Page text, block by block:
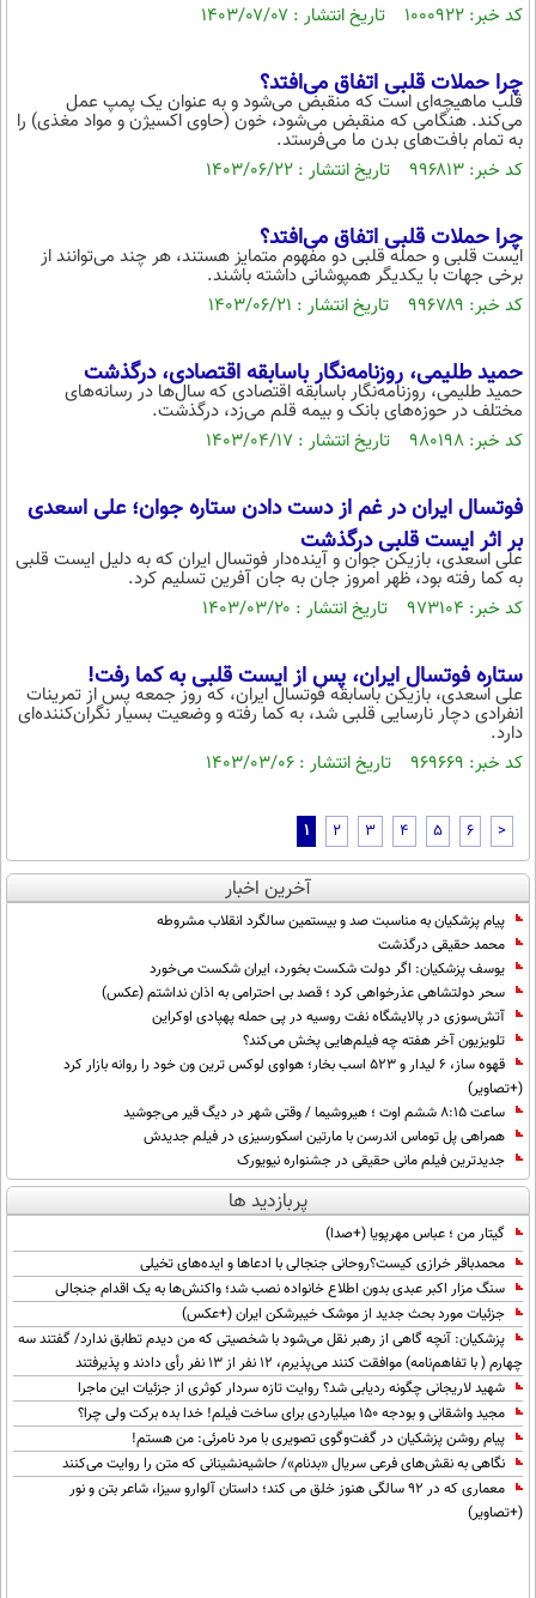
کد خبر: ۱۰۰۰۹۲۲ تاریخ انتشار : ۱۴۰۳/۰۷/۰۷
چرا حملات قلبی اتفاق می‌افتد؟
قلب ماهیچه‌ای است که منقبض می‌شود و به عنوان یک پمپ عمل
می‌کند. هنگامی که منقبض می‌شود، خون (حاوی اکسیژن و مواد مغذی) را
به تمام بافت‌های بدن ما می‌فرستد.
کد خبر: ۹۹۶۸۱۳ تاریخ انتشار : ۱۴۰۳/۰۶/۲۲
چرا حملات قلبی اتفاق می‌افتد؟
ایست قلبی و حمله قلبی دو مفهوم متمایز هستند، هر چند می‌توانند از
برخی جهات با یکدیگر همپوشانی داشته باشند.
کد خبر: ۹۹۶۷۸۹ تاریخ انتشار : ۱۴۰۳/۰۶/۲۱
حمید طلیمی، روزنامه‌نگار باسابقه اقتصادی، درگذشت
حمید طلیمی، روزنامه‌نگار باسابقه اقتصادی که سال‌ها در رسانه‌های
مختلف در حوزه‌های بانک و بیمه قلم می‌زد، درگذشت.
کد خبر: ۹۸۰۱۹۸ تاریخ انتشار : ۱۴۰۳/۰۴/۱۷
فوتسال ایران در غم از دست دادن ستاره جوان؛ علی اسعدی
بر اثر ایست قلبی درگذشت
علی اسعدی، بازیکن جوان و آینده‌دار فوتسال ایران که به دلیل ایست قلبی
به کما رفته بود، ظهر امروز جان به جان آفرین تسلیم کرد.
کد خبر: ۹۷۳۱۰۴ تاریخ انتشار : ۱۴۰۳/۰۳/۲۰
ستاره فوتسال ایران، پس از ایست قلبی به کما رفت!
علی اسعدی، بازیکن باسابقه فوتسال ایران، که روز جمعه پس از تمرینات
انفرادی دچار نارسایی قلبی شد، به کما رفته و وضعیت بسیار نگران‌کننده‌ای
دارد.
کد خبر: ۹۶۹۶۶۹ تاریخ انتشار : ۱۴۰۳/۰۳/۰۶
1 2 3 4 5 6 >
آخرین اخبار
پیام پزشکیان به مناسبت صد و بیستمین سالگرد انقلاب مشروطه
محمد حقیقی درگذشت
یوسف پزشکیان: اگر دولت شکست بخورد، ایران شکست می‌خورد
سحر دولتشاهی عذرخواهی کرد ؛ قصد بی احترامی به اذان نداشتم (عکس)
آتش‌سوزی در پالایشگاه نفت روسیه در پی حمله پهپادی اوکراین
تلویزیون آخر هفته چه فیلم‌هایی پخش می‌کند؟
قهوه ساز، 6 لیدار و 523 اسب بخار؛ هواوی لوکس ترین ون خود را روانه بازار کرد
(+تصاویر)
ساعت ۸:۱۵ ششم اوت ؛ هیروشیما / وقتی شهر در دیگ قیر می‌جوشید
همراهی پل توماس اندرسن با مارتین اسکورسیزی در فیلم جدیدش
جدیدترین فیلم مانی حقیقی در جشنواره نیویورک
پربازدید ها
گیتار من ؛ عباس مهرپویا (+صدا)
محمدباقر خرازی کیست؟روحانی جنجالی با ادعاها و ایده‌های تخیلی
سنگ مزار اکبر عبدی بدون اطلاع خانواده نصب شد؛ واکنش‌ها به یک اقدام جنجالی
جزئیات مورد بحث جدید از موشک خیبرشکن ایران (+عکس)
پزشکیان‌: آنچه گاهی از رهبر نقل می‌شود با شخصیتی که من دیدم تطابق ندارد/ گفتند سه
چهارم ( با تفاهم‌نامه) موافقت کنند می‌پذیرم، 12 نفر از 13 نفر رأی دادند و پذیرفتند
شهید لاریجانی چگونه ردیابی شد؟ روایت تازه سردار کوثری از جزئیات این ماجرا
مجید واشقانی و بودجه 150 میلیاردی برای ساخت فیلم! خدا بده برکت ولی چرا؟
پیام روشن پزشکیان در گفت‌و‌گوی تصویری با مرد نامرئی: من هستم!
نگاهی به نقش‌های فرعی سریال «بدنام»/ حاشیه‌نشینانی که متن را روایت می‌کنند
معماری که در 92 سالگی هنوز خلق می کند؛ داستان آلوارو سیزا، شاعر بتن و نور
(+تصاویر)